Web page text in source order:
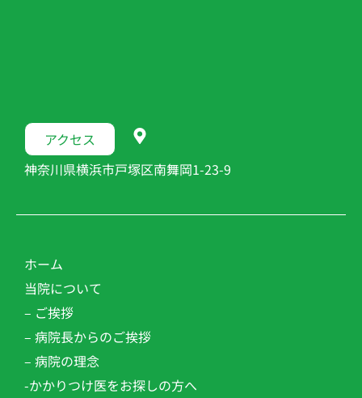
アクセス
神奈川県横浜市戸塚区南舞岡1-23-9
ホーム
当院について
– ご挨拶
– 病院長からのご挨拶
– 病院の理念
-かかりつけ医をお探しの方へ